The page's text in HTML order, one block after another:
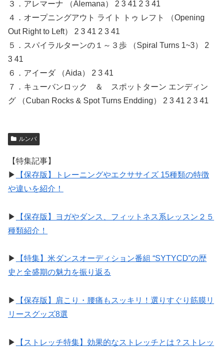
３．アレマーナ （Alemana） 2 3 41 2 3 41
４．オープニングアウト ライト トゥ レフト （Opening
Out Right to Left） 2 3 41 2 3 41
５．スパイラルターンの１～３歩 （Spiral Turns 1~3） 2
3 41
６．アイーダ （Aida） 2 3 41
７．キューバンロック ＆ スポットターン エンディン
グ （Cuban Rocks & Spot Turns Endding） 2 3 41 2 3 41
ルンバ
【特集記事】
▶︎
【保存版】トレーニングやエクササイズ 15種類の特徴
や違いを紹介！
▶︎
【保存版】ヨガやダンス、フィットネス系レッスン２５
種類紹介！
▶︎
【特集】米ダンスオーディション番組 “SYTYCD”の歴
史と全盛期の魅力を振り返る
▶︎
【保存版】肩こり・腰痛もスッキリ！選りすぐり筋膜リ
リースグッズ8選
▶︎ 【ストレッチ特集】効果的なストレッチとは？ストレッ